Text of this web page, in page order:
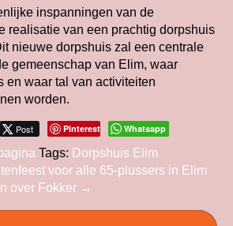
inspanningen van de
realisatie van een prachtig dorpshuis
nieuwe dorpshuis zal een centrale
gemeenschap van Elim, waar
en waar tal van activiteiten
worden.
Post Pinterest Whatsapp
Tags: Dorpshuis Elim
voor alle 65-plussers in Elim
over Fokker →